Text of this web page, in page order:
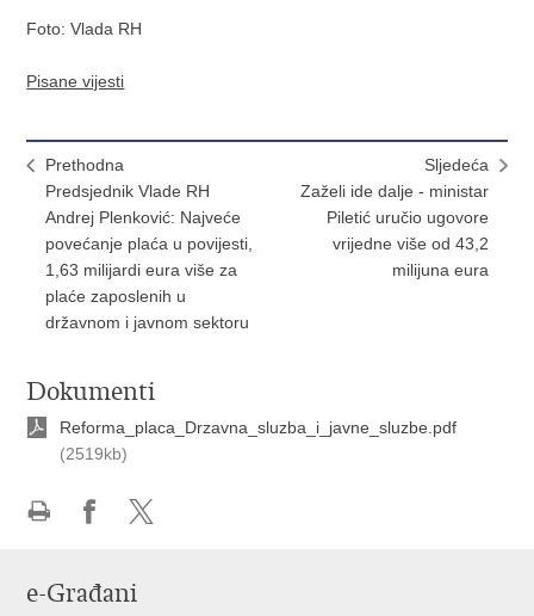
Foto: Vlada RH
Pisane vijesti
Prethodna
Predsjednik Vlade RH
Andrej Plenković: Najveće
povećanje plaća u povijesti,
1,63 milijardi eura više za
plaće zaposlenih u
državnom i javnom sektoru
Sljedeća
Zaželi ide dalje - ministar
Piletić uručio ugovore
vrijedne više od 43,2
milijuna eura
Dokumenti
Reforma_placa_Drzavna_sluzba_i_javne_sluzbe.pdf
(2519kb)
Facebooku
X-
e-Građani